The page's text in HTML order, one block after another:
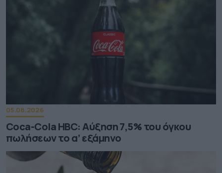
05.08.2026
Coca-Cola HBC: Aύξηση 7,5% του όγκου
πωλήσεων το α’ εξάμηνο